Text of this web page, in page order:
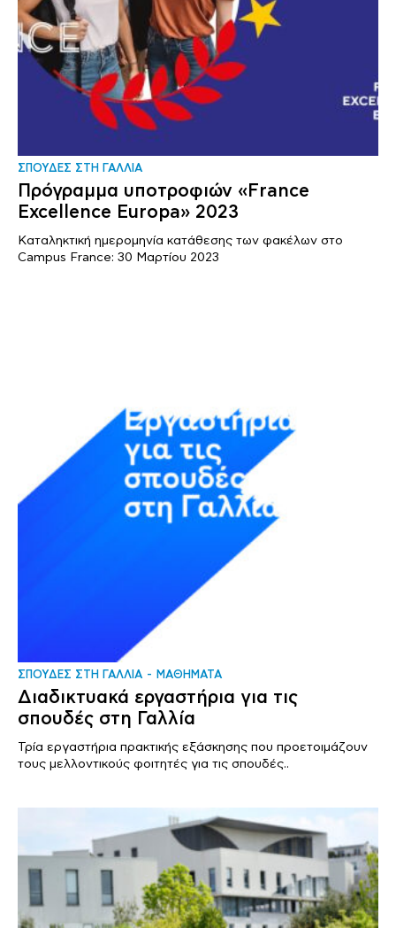
ΣΠΟΥΔΕΣ ΣΤΗ ΓΑΛΛΙΑ
Πρόγραμμα υποτροφιών «France
Excellence Europa» 2023
Καταληκτική ημερομηνία κατάθεσης των φακέλων στο
Campus France: 30 Μαρτίου 2023
ΣΠΟΥΔΕΣ ΣΤΗ ΓΑΛΛΙΑ ΜΑΘΗΜΑΤΑ
Διαδικτυακά εργαστήρια για τις
σπουδές στη Γαλλία
Τρία εργαστήρια πρακτικής εξάσκησης που προετοιμάζουν
τους μελλοντικούς φοιτητές για τις σπουδές..